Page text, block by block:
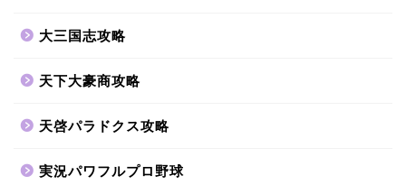
大三国志攻略
天下大豪商攻略
天啓パラドクス攻略
実況パワフルプロ野球